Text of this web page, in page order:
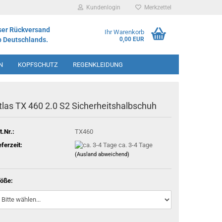
Kundenlogin Merkzettel
Rückversand
Deutschlands.
Ihr Warenkorb
0,00 EUR
KOPFSCHUTZ REGENKLEIDUNG
TX 460 2.0 S2 Sicherheitshalbschuh
TX460
ca. 3-4 Tage
(Ausland abweichend)